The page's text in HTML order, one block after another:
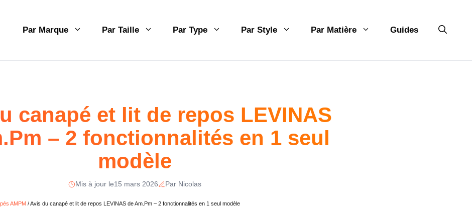
Par Marque Par Taille Par Type Par Style Par Matière Guides
canapé et lit de repos LEVINAS
– 2 fonctionnalités en 1 seul
modèle
Mis à jour le15 mars 2026 Par Nicolas
AMPM /Avis du canapé et lit de repos LEVINAS de Am.Pm – 2 fonctionnalités en 1 seul modèle